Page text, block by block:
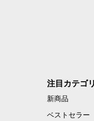
注目カテゴ
新商品
ベストセラー